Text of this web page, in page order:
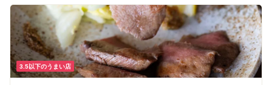
3.5以下のうまい店